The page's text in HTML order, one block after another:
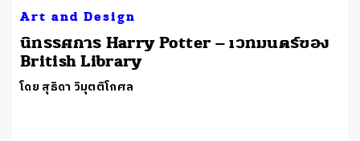
Art and Design
นิทรรศการ Harry Potter – เวทมนตร์ของ
British Library
โดย สุธิดา วิมุตติโกศล